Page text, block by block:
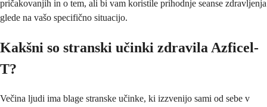
pričakovanjih in o tem, ali bi vam koristile prihodnje seanse zdravljenja
glede na vašo specifično situacijo.
Kakšni so stranski učinki zdravila Azficel-
T?
Večina ljudi ima blage stranske učinke, ki izzvenijo sami od sebe v